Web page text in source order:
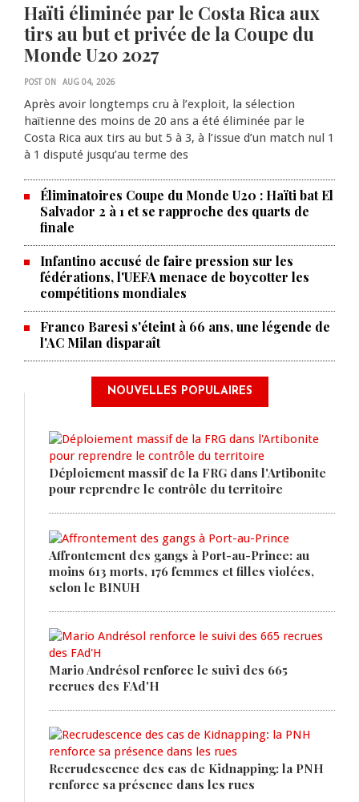
Haïti éliminée par le Costa Rica aux
tirs au but et privée de la Coupe du
Monde U20 2027
POST ON AUG 04, 2026
Après avoir longtemps cru à l’exploit, la sélection
haïtienne des moins de 20 ans a été éliminée par le
Costa Rica aux tirs au but 5 à 3, à l’issue d’un match nul 1
à 1 disputé jusqu’au terme des
Éliminatoires Coupe du Monde U20 : Haïti bat El
Salvador 2 à 1 et se rapproche des quarts de
finale
Infantino accusé de faire pression sur les
fédérations, l'UEFA menace de boycotter les
compétitions mondiales
Franco Baresi s'éteint à 66 ans, une légende de
l'AC Milan disparaît
NOUVELLES POPULAIRES
Déploiement massif de la FRG dans l'Artibonite
pour reprendre le contrôle du territoire
Affrontement des gangs à Port-au-Prince: au
moins 613 morts, 176 femmes et filles violées,
selon le BINUH
Mario Andrésol renforce le suivi des 665
recrues des FAd'H
Recrudescence des cas de Kidnapping: la PNH
renforce sa présence dans les rues